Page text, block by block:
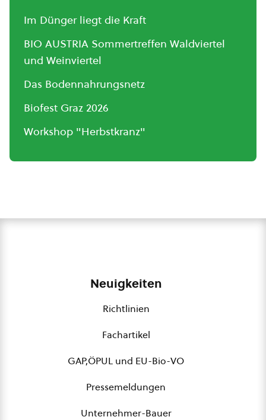
Im Dünger liegt die Kraft
BIO AUSTRIA Sommertreffen Waldviertel
und Weinviertel
Das Bodennahrungsnetz
Biofest Graz 2026
Workshop "Herbstkranz"
Neuigkeiten
Richtlinien
Fachartikel
GAP,ÖPUL und EU-Bio-VO
Pressemeldungen
Unternehmer-Bauer